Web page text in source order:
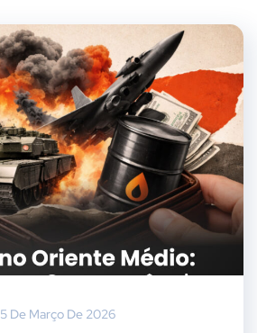
5 De Março De 2026